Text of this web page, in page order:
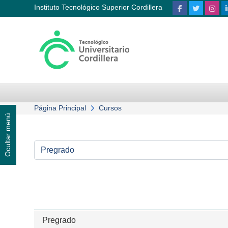
Saltar al contenido principal
Instituto Tecnológico Superior Cordillera
Página Principal Cursos
Categorías de curso
Pregrado
Ocultar menú